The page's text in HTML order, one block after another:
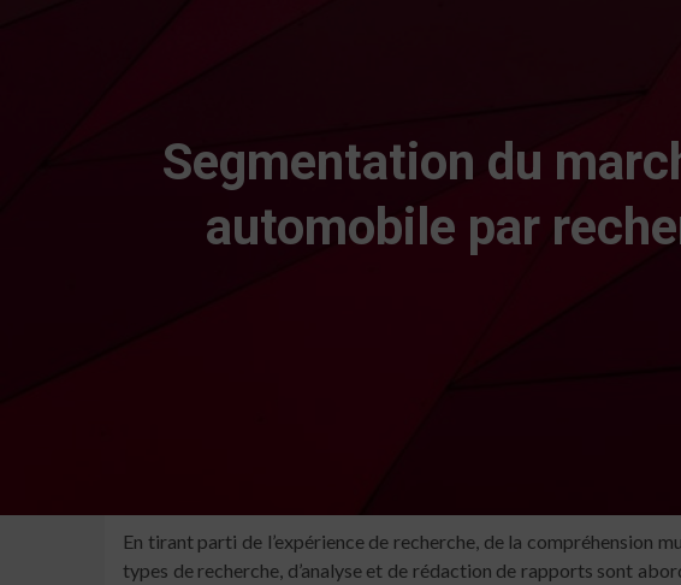
Segmentation du
automobile par
En tirant parti de l’expérience de recherche, de la compréhension
types de recherche, d’analyse et de rédaction de rapports sont